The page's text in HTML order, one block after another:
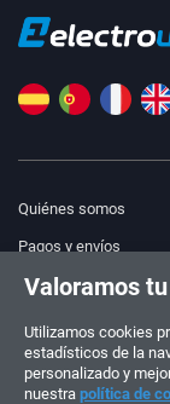
Quiénes somos
Pagos y envíos
Aviso legal
Política de privacidad
Valoramos
Utilizamos cookies
estadísticos de la
personalizado y
nuestra política de